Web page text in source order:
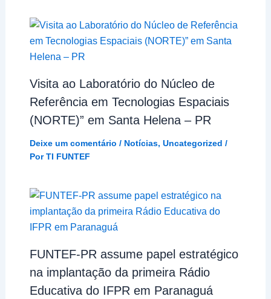
Visita ao Laboratório do Núcleo de
Referência em Tecnologias Espaciais
(NORTE)” em Santa Helena – PR
Deixe um comentário / Notícias, Uncategorized /
PorTI FUNTEF
FUNTEF-PR assume papel estratégico
na implantação da primeira Rádio
Educativa do IFPR em Paranaguá